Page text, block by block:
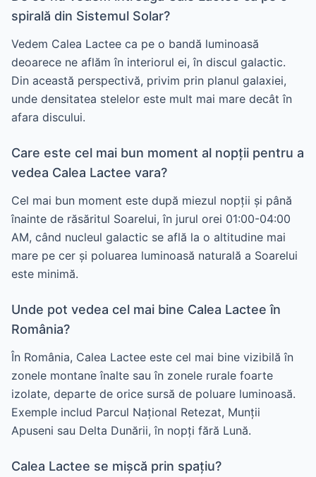
spirală din Sistemul Solar?
Vedem Calea Lactee ca pe o bandă luminoasă
deoarece ne aflăm în interiorul ei, în discul galactic.
Din această perspectivă, privim prin planul galaxiei,
unde densitatea stelelor este mult mai mare decât în
afara discului.
Care este cel mai bun moment al nopții pentru a
vedea Calea Lactee vara?
Cel mai bun moment este după miezul nopții și până
înainte de răsăritul Soarelui, în jurul orei 01:00-04:00
AM, când nucleul galactic se află la o altitudine mai
mare pe cer și poluarea luminoasă naturală a Soarelui
este minimă.
Unde pot vedea cel mai bine Calea Lactee în
România?
În România, Calea Lactee este cel mai bine vizibilă în
zonele montane înalte sau în zonele rurale foarte
izolate, departe de orice sursă de poluare luminoasă.
Exemple includ Parcul Național Retezat, Munții
Apuseni sau Delta Dunării, în nopți fără Lună.
Calea Lactee se mișcă prin spațiu?